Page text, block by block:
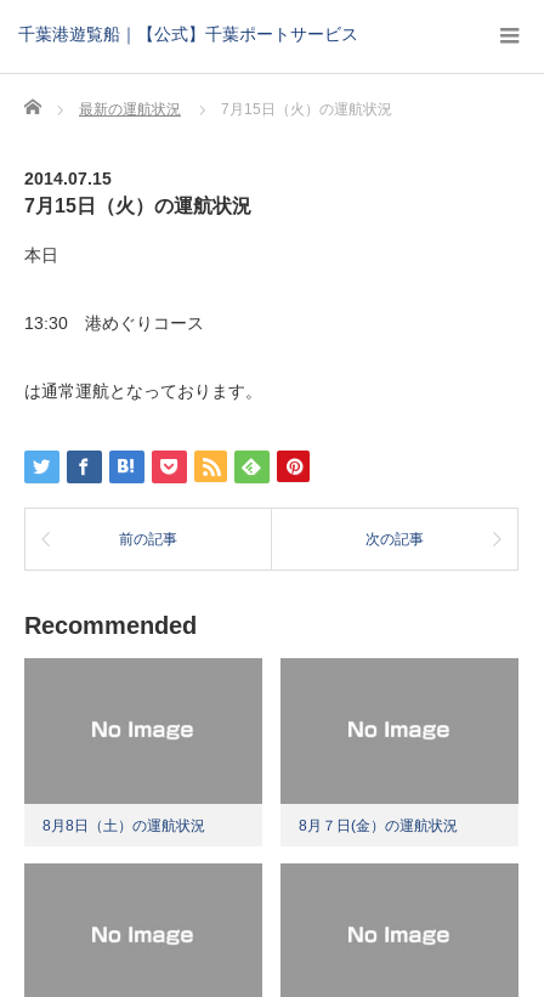
千葉港遊覧船｜【公式】千葉ポートサービス
Home 最新の運航状況 7月15日（火）の運航状況
2014.07.15
7月15日（火）の運航状況
本日
13:30 港めぐりコース
は通常運航となっております。
前の記事 次の記事
Recommended
8月8日（土）の運航状況 8月７日(金）の運航状況